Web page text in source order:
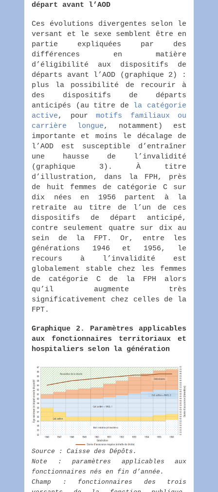
départ avant l’AOD
Ces évolutions divergentes selon le
versant et le sexe semblent être en
partie expliquées par des
différences en matière
d’éligibilité aux dispositifs de
départs avant l’AOD (graphique 2) :
plus la possibilité de recourir à
des dispositifs de départs
anticipés (au titre de la catégorie
active, pour motifs familiaux ou
carrière longue, notamment) est
importante et moins le décalage de
l’AOD est susceptible d’entraîner
une hausse de l’invalidité
(graphique 3). À titre
d’illustration, dans la FPH, près
de huit femmes de catégorie C sur
dix nées en 1956 partent à la
retraite au titre de l’un de ces
dispositifs de départ anticipé,
contre seulement quatre sur dix au
sein de la FPT. Or, entre les
générations 1946 et 1956, le
recours à l’invalidité est
globalement stable chez les femmes
de catégorie C de la FPH alors
qu’il augmente très
significativement chez celles de la
FPT.
Graphique 2. Paramètres applicables
aux fonctionnaires territoriaux et
hospitaliers selon la génération
Source : Caisse des Dépôts.
Note : paramètres applicables aux
fonctionnaires nés en fin d’année.
Champ : fonctionnaires des trois